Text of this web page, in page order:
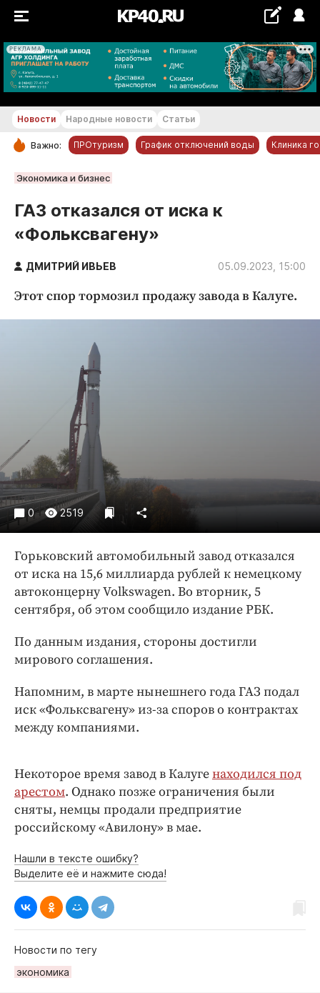
РЕКЛАМА
+21...+22 °С
РУБРИКИ
Статьи
Народные новости
Благоустройство
Культура
Недвижимость и ЖКХ
Образование
Общество
Погода
Праздники
Происшествия
Спорт
Экономика и бизнес
ПРОЕКТЫ
Блоги
Издания
Интересное чтиво
Клиника года
Бренд года
Работодатель года
Новости Народные новости Статьи
Важно: ПРОтуризм График отключений воды Клиника
Экономика и бизнес
ГАЗ отказался от иска к
«Фольксвагену»
ДМИТРИЙ ИВЬЕВ 05.09.2023, 15:00
Этот спор тормозил продажу завода в Калуге.
0 2519
Горьковский автомобильный завод отказался
от иска на 15,6 миллиарда рублей к немецкому
автоконцерну Volkswagen. Во вторник, 5
сентября, об этом сообщило издание РБК.
По данным издания, стороны достигли
мирового соглашения.
Напомним, в марте нынешнего года ГАЗ подал
иск «Фольксвагену» из-за споров о контрактах
между компаниями.
Некоторое время завод в Калугенаходился под
арестом. Однако позже ограничения были
сняты, немцы продали предприятие
российскому «Авилону» в мае.
Нашли в тексте ошибку?
Выделите её и нажмите сюда!
Новости по тегу
экономика